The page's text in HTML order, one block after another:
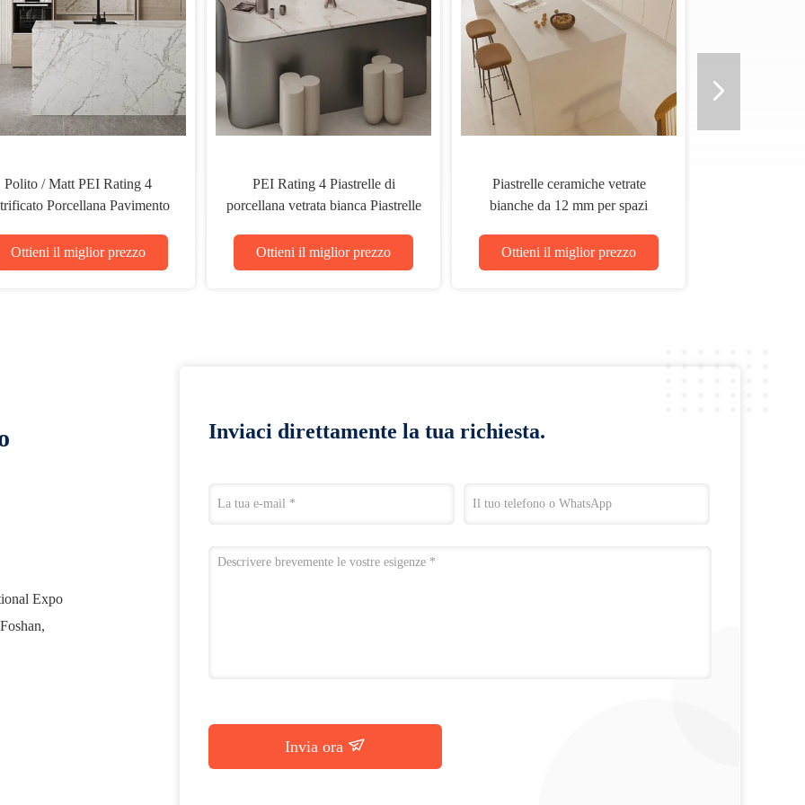
Piastrelle di porcellana bianca
rettilinata di 12 mm con finitura di
commerciali
Ottieni il miglior prezzo
Piastrelle di porcellana reticolate di
colore bianco matt vetrato PEI 4 a
la casa / azienda
Ottieni il miglior prezzo
Piastrelle di pavimento
ceramica per uso
Expo
Inviaci direttamente la tua richiesta.
Invia ora